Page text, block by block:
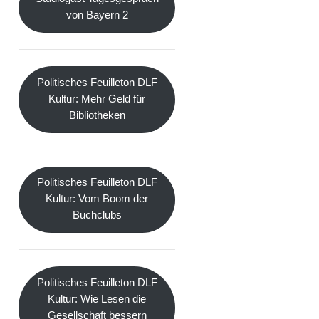
von Bayern 2
Politisches Feuilleton DLF
Kultur: Mehr Geld für
Bibliotheken
Politisches Feuilleton DLF
Kultur: Vom Boom der
Buchclubs
Politisches Feuilleton DLF
Kultur: Wie Lesen die
Gesellschaft bessern